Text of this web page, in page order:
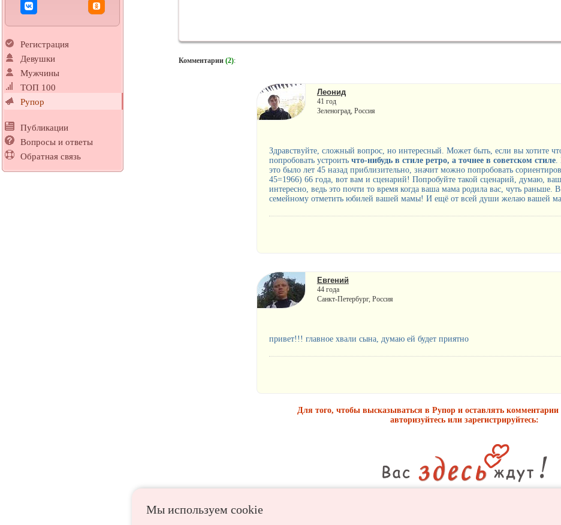
Регистрация
Девушки
Мужчины
ТОП 100
Рупор
Публикации
Вопросы и ответы
Обратная связь
Комментарии (2):
Леонид
41 год
Зеленоград, Россия
Здравствуйте, сложный вопрос, но интересный. Может быть, если вы хотите
попробовать устроить что-нибудь в стиле ретро, а точнее в советском стиле.
это было лет 45 назад приблизительно, значит можно попробовать
45=1966) 66 года, вот вам и сценарий! Попробуйте такой сценарий, думаю,
интересно, ведь это почти то время когда ваша мама родила вас, чуть
семейному отметить юбилей вашей мамы! И ещё от всей души желаю вашей
Евгений
44 года
Санкт-Петербург, Россия
привет!!! главное хвали сына, думаю ей будет приятно
Для того, чтобы высказываться в Рупор и оставлять
авторизуйтесь или зарегистрируйтесь:
Мы используем сookie